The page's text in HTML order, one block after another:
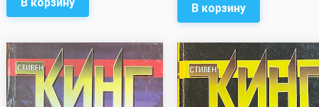
В корзину